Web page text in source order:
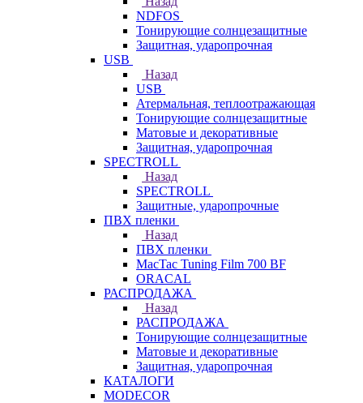
NDFOS
Тонирующие солнцезащитные
Защитная, ударопрочная
USB
Назад
USB
Атермальная, теплоотражающая
Тонирующие солнцезащитные
Матовые и декоративные
Защитная, ударопрочная
SPECTROLL
Назад
SPECTROLL
Защитные, ударопрочные
ПВХ пленки
Назад
ПВХ пленки
MacTac Tuning Film 700 BF
ORACAL
РАСПРОДАЖА
Назад
РАСПРОДАЖА
Тонирующие солнцезащитные
Матовые и декоративные
Защитная, ударопрочная
КАТАЛОГИ
MODECOR